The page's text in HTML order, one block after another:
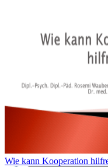
Wie kann Kooperation